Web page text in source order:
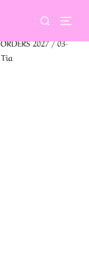
Buscar:
2027/03-